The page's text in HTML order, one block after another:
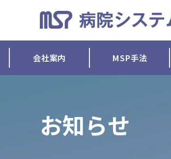
会社案内 MSP手法
お知らせ